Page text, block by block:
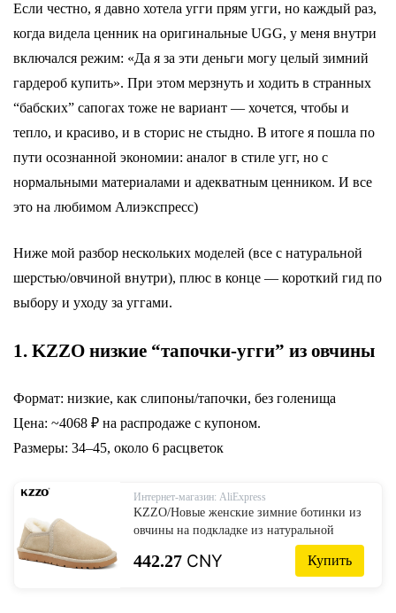
Если честно, я давно хотела угги прям угги, но каждый раз,
когда видела ценник на оригинальные UGG, у меня внутри
включался режим: «Да я за эти деньги могу целый зимний
гардероб купить». При этом мерзнуть и ходить в странных
“бабских” сапогах тоже не вариант — хочется, чтобы и
тепло, и красиво, и в сторис не стыдно. В итоге я пошла по
пути осознанной экономии: аналог в стиле угг, но с
нормальными материалами и адекватным ценником. И все
это на любимом Алиэкспресс)
Ниже мой разбор нескольких моделей (все с натуральной
шерстью/овчиной внутри), плюс в конце — короткий гид по
выбору и уходу за уггами.
1. KZZO низкие “тапочки-угги” из овчины
Формат: низкие, как слипоны/тапочки, без голенища
Цена: ~4068 ₽ на распродаже с купоном.
Размеры: 34–45, около 6 расцветок
Интернет-магазин: AliExpress
KZZO/Новые женские зимние ботинки из
овчины на подкладке из натуральной
шерсти, зимняя теплая обувь для ленивых,
австралийские классические повседневные
442.27 CNY Купить